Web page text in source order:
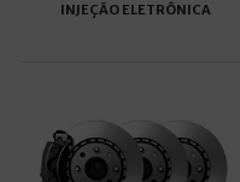
INJEÇÃO ELETRÔNICA